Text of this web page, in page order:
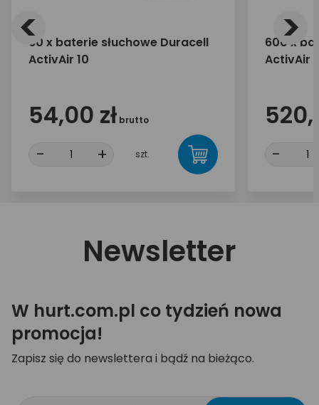
60 x baterie słuchowe Duracell
ActivAir 10
54,00 zł brutto
- + szt.
600 x
ActivAir
-
< >
Newsletter
W hurt.com.pl co tydzień nowa
promocja!
Zapisz się do newslettera i bądź na bieżąco.